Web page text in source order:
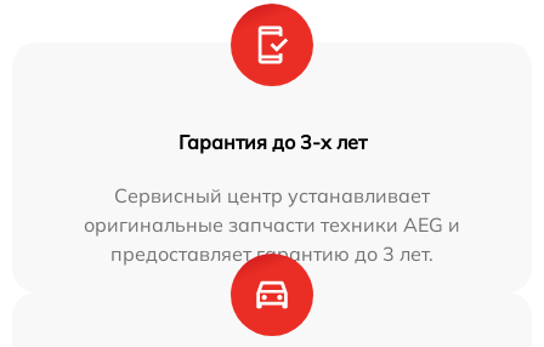
Гарантия до 3-х лет
Сервисный центр устанавливает
оригинальные запчасти техники AEG и
предоставляет гарантию до 3 лет.